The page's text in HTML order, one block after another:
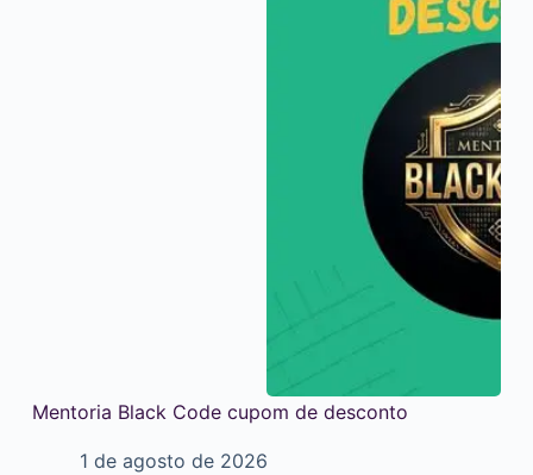
Mentoria Black Code cupom de desconto
1 de agosto de 2026